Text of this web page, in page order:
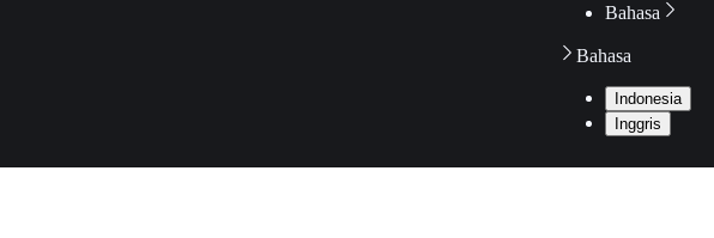
Bahasa
Bahasa
Indonesia
Inggris